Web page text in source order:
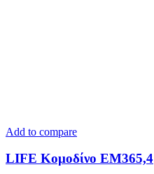
Add to compare
LIFE Κομοδίνο ΕΜ365,4